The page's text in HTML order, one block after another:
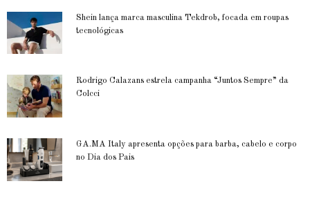
Shein lança marca masculina Tekdrob, focada em roupas
tecnológicas
Rodrigo Calazans estrela campanha “Juntos Sempre” da
Colcci
GA.MA Italy apresenta opções para barba, cabelo e corpo
no Dia dos Pais